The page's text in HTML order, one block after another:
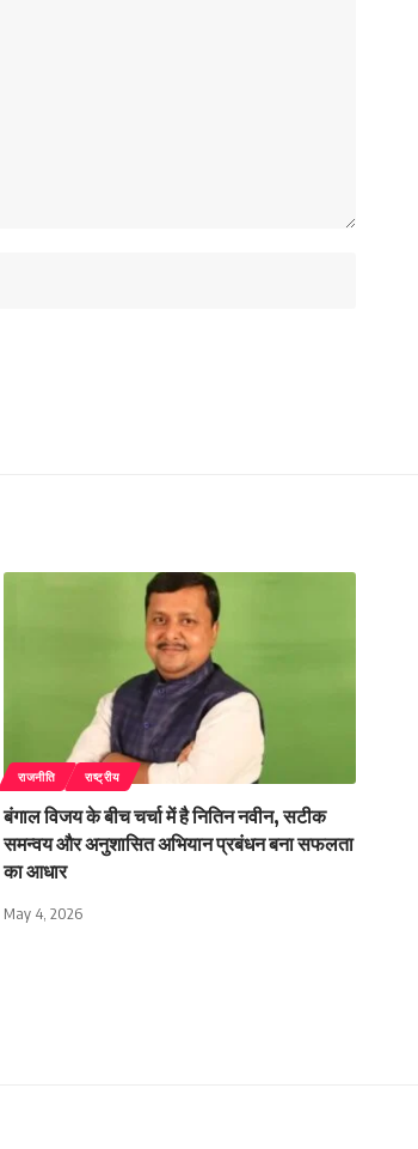
राजनीति राष्ट्रीय
बंगाल विजय के बीच चर्चा में है नितिन नवीन, सटीक
समन्वय और अनुशासित अभियान प्रबंधन बना सफलता
का आधार
May 4, 2026